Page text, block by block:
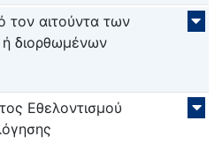
τον αιτούντα των
διορθωμένων
Εθελοντισμού